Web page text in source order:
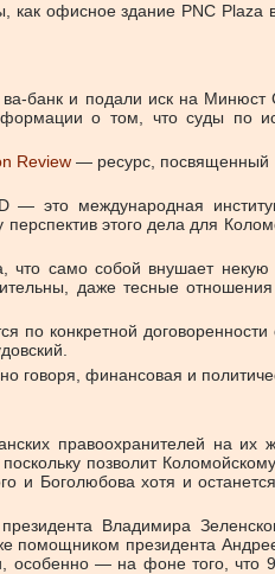
как офисное здание PNC
банк и подали иск на
о том, что суды
Review — ресурс, посвященный
это международная
этого дела для
что само собой внушает
даже тесные
конкретной
говоря, финансовая и
правоохранителей на
позволит
Боголюбова хотя и
Владимира
помощником президента
— на фоне того, что